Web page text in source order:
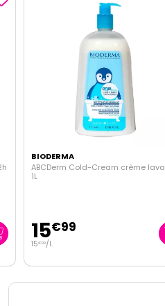
BIODERMA
ABCDerm Cold-Cream crème lavante
15€99
99 /l.